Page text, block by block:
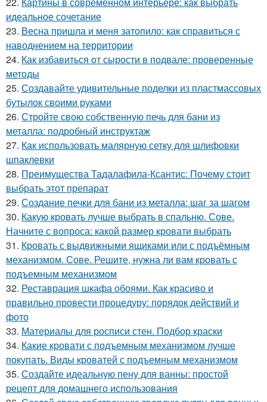
идеальное сочетание
23. Весна пришла и меня затопило: как справиться с
наводнением на территории
24. Как избавиться от сырости в подвале: проверенные
методы
25. Создавайте удивительные поделки из пластмассовых
бутылок своими руками
26. Стройте свою собственную печь для бани из
металла: подробный инструктаж
27. Как использовать малярную сетку для шлифовки
шпаклевки
28. Преимущества Тадалафила-Ксантис: Почему стоит
выбрать этот препарат
29. Создание печки для бани из металла: шаг за шагом
30. Какую кровать лучше выбрать в спальню. Сове.
Начните с вопроса: какой размер кровати выбрать
31. Кровать с выдвижными ящиками или с подъёмным
механизмом. Сове. Решите, нужна ли вам кровать с
подъемным механизмом
32. Реставрация шкафа обоями. Как красиво и
правильно провести процедуру: порядок действий и
фото
33. Материалы для росписи стен. Подбор краски
34. Какие кровати с подъемным механизмом лучше
покупать. Виды кроватей с подъемным механизмом
35. Создайте идеальную пену для ванны: простой
рецепт для домашнего использования